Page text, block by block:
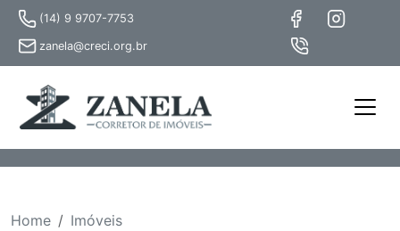
(14) 9 9707-7753
zanela@creci.org.br
Home
Imóveis